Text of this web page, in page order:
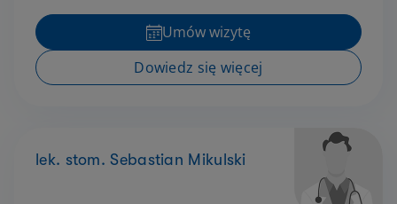
Umów wizytę
Dowiedz się więcej
lek. stom. Sebastian Mikulski